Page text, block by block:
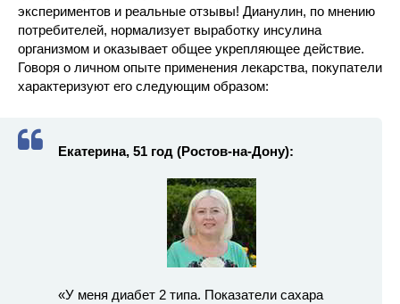
экспериментов и реальные отзывы! Дианулин, по мнению
потребителей, нормализует выработку инсулина
организмом и оказывает общее укрепляющее действие.
Говоря о личном опыте применения лекарства, покупатели
характеризуют его следующим образом:
Екатерина, 51 год (Ростов-на-Дону):
«У меня диабет 2 типа. Показатели сахара